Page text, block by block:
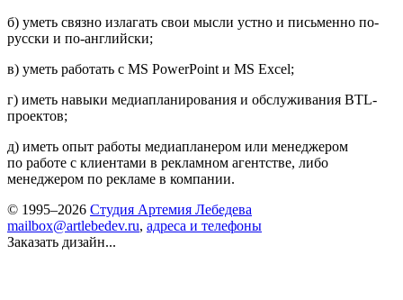
б) уметь связно излагать свои мысли устно и письменно по-
русски и по-английски;
в) уметь работать с MS PowerPoint и MS Excel;
г) иметь навыки медиапланирования и обслуживания BTL-
проектов;
д) иметь опыт работы медиапланером или менеджером
по работе с клиентами в рекламном агентстве, либо
менеджером по рекламе в компании.
© 1995–2026 Студия Артемия Лебедева
mailbox@artlebedev.ru, адреса и телефоны
Заказать дизайн...